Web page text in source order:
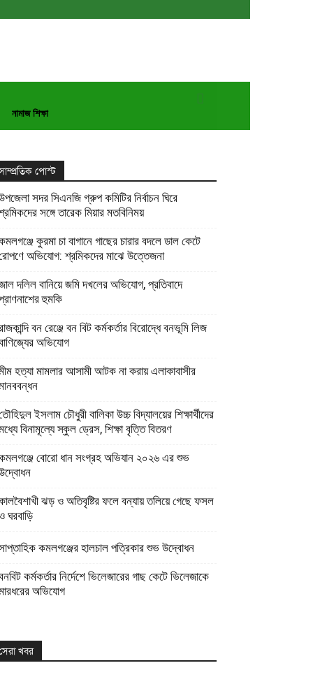
নামাজ শিক্ষা
পোস্ট
সদর সিএনজি গ্রুপ কমিটির নির্বাচন ঘিরে
সঙ্গে তারেক মিয়ার মতবিনিময়
কুরমা চা বাগানে গাছের চারার বদলে ডাল কেটে
অভিযোগ: শ্রমিকদের মাঝে উত্তেজনা
দলিল বানিয়ে জমি দখলের অভিযোগ, প্রতিবাদে
হুমকি
বন রেঞ্জে বন বিট কর্মকর্তার বিরোদ্ধে বনভূমি লিজ
অভিযোগ
হত্যা মামলার আসামী আটক না করায় এলাকাবাসীর
ইসলাম চৌধুরী বালিকা উচ্চ বিদ্যালয়ের শিক্ষার্থীদের
বিনামূল্যে স্কুল ড্রেস, শিক্ষা বৃত্তি বিতরণ
বোরো ধান সংগ্রহ অভিযান ২০২৬ এর শুভ
ঝড় ও অতিবৃষ্টির ফলে বন্যায় তলিয়ে গেছে ফসল
ঘরবাড়ি
কমলগঞ্জের হালচাল পত্রিকার শুভ উদ্বোধন
কর্মকর্তার নির্দেশে ভিলেজারের গাছ কেটে ভিলেজাকে
অভিযোগ
খবর